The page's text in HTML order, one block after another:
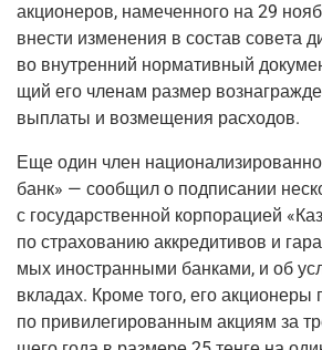
акци­о­не­ров, наме­чен­но­го на 29
вне­сти изме­не­ния в состав сове­та
во внут­рен­ний нор­ма­тив­ный
щий его чле­нам раз­мер
выпла­ты и воз­ме­ще­ния расходов.
Еще один член
банк» — сооб­щил о под­пи­са­нии
с госу­дар­ствен­ной кор­по­ра­ци­ей
по стра­хо­ва­нию аккре­ди­ти­вов и
мых ино­стран­ны­ми бан­ка­ми, и об
вкла­дах. Кро­ме того, его
по при­ви­ле­ги­ро­ван­ным акци­ям за